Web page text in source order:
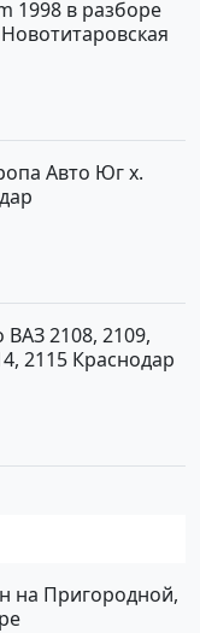
1998 в разборе
Авто Юг х.
2108, 2109,
2115 Краснодар
на Пригородной,